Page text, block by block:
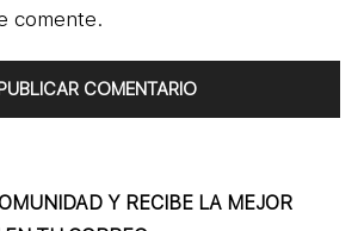
comente.
Y RECIBE LA MEJOR